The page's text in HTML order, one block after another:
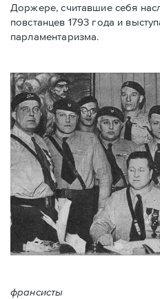
Доржере, считавшие себя
повстанцев 1793 года и
парламентаризма.
франсисты